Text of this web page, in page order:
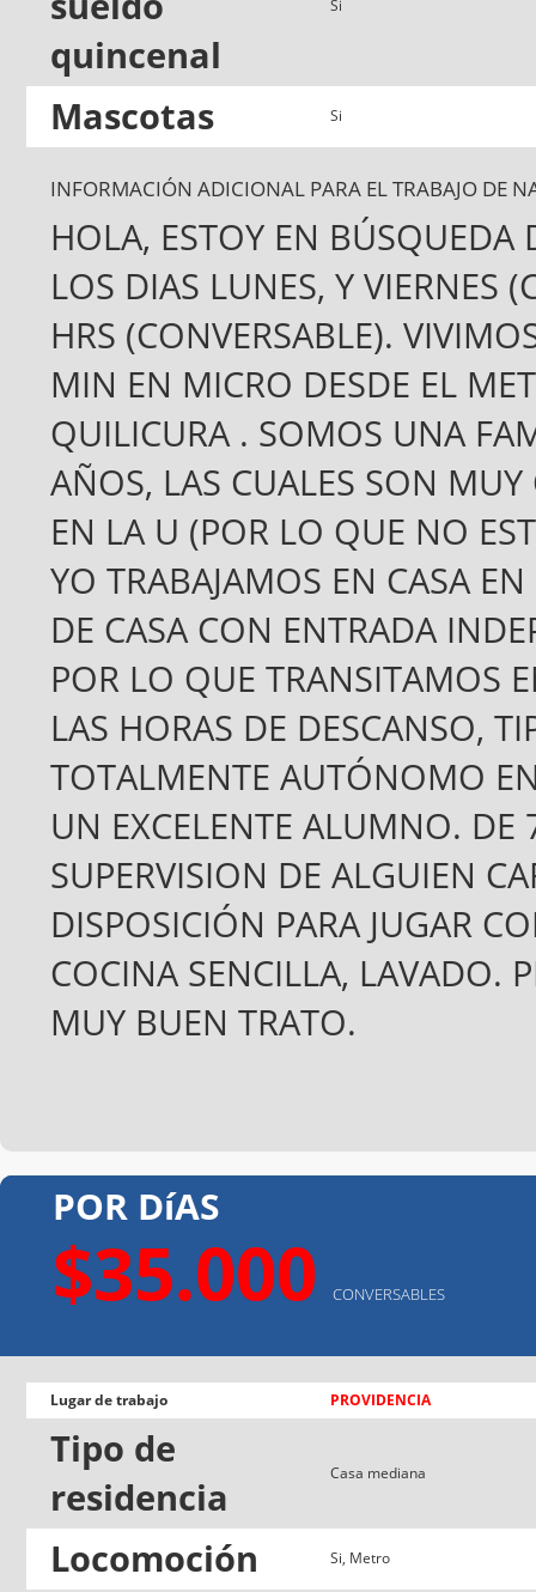
quincenal
Si
Mascotas Si
INFORMACIÓN ADICIONAL PARA EL TRABAJO DE
HOLA, ESTOY EN BÚSQUEDA
LOS DIAS LUNES, Y VIERNES
HRS (CONVERSABLE).
MIN EN MICRO DESDE EL
QUILICURA . SOMOS UNA
AÑOS, LAS CUALES SON
EN LA U (POR LO QUE NO
YO TRABAJAMOS EN CASA
DE CASA CON ENTRADA
POR LO QUE TRANSITAMOS
LAS HORAS DE DESCANSO,
TOTALMENTE AUTÓNOMO
UN EXCELENTE ALUMNO.
SUPERVISION DE ALGUIEN
DISPOSICIÓN PARA JUGAR
COCINA SENCILLA, LAVADO.
MUY BUEN TRATO.
POR DíAS
$35.000 CONVERSABLES
Lugar de trabajo PROVIDENCIA
Tipo de
residencia
Casa mediana
Locomoción Si, Metro